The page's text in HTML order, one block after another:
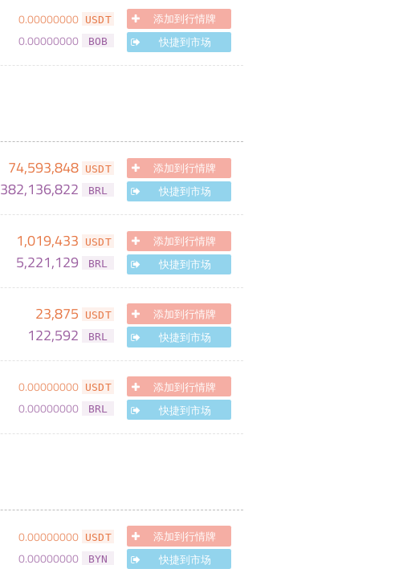
0.00000000 USDT
0.00000000 BOB
添加到行情牌
快捷到市场
74,593,848 USDT
382,136,822 BRL
添加到行情牌
快捷到市场
1,019,433 USDT
5,221,129 BRL
添加到行情牌
快捷到市场
23,875 USDT
122,592 BRL
添加到行情牌
快捷到市场
0.00000000 USDT
0.00000000 BRL
添加到行情牌
快捷到市场
0.00000000 USDT
0.00000000 BYN
添加到行情牌
快捷到市场